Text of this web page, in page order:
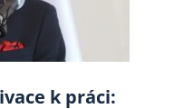
k práci: